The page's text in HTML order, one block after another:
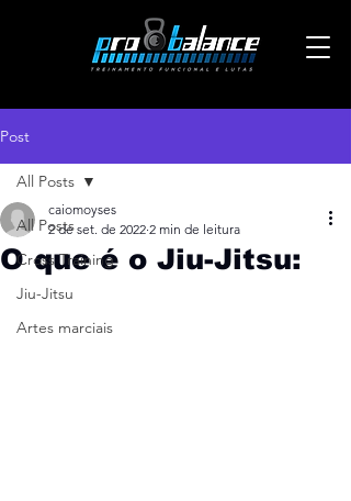
Post
All Posts
Cross Training
Jiu-Jitsu
Artes marciais
All Posts
O que é o Jiu-Jitsu:
caiomoyses
2 de set. de 2022 2 min de leitura